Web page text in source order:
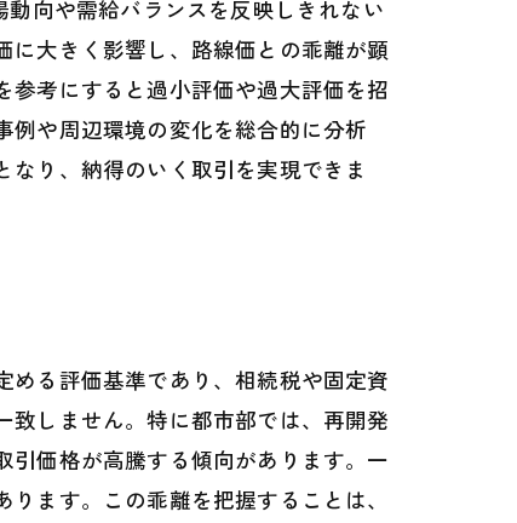
向や需給バランスを反映しきれない
に大きく影響し、路線価との乖離が顕
考にすると過小評価や過大評価を招
例や周辺環境の変化を総合的に分析
り、納得のいく取引を実現できま
る評価基準であり、相続税や固定資
しません。特に都市部では、再開発
引価格が高騰する傾向があります。一
ます。この乖離を把握することは、